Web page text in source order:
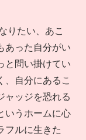
りたい、あこ
あった自分がい
と問い掛けてい
、自分にあるこ
ッジを恐れる
いうホームに心
フルに生きた